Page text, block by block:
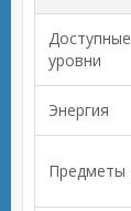
Доступные
уровни
Энергия
Предметы